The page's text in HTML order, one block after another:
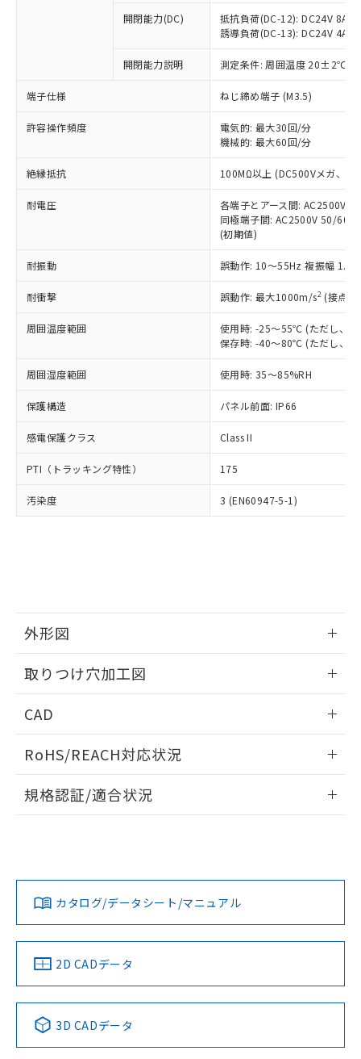
開閉能力(DC)
抵抗負荷(DC-12): DC24V 8A/
誘導負荷(DC-13): DC24V 4A/
開閉能力説明 測定条件: 周囲温度 20±2℃、
端子仕様 ねじ締め端子 (M3.5)
許容操作頻度
電気的: 最大30回/分
機械的: 最大60回/分
絶縁抵抗 100MΩ以上 (DC500Vメガ、点
耐電圧
各端子とアース間: AC2500V
同極端子間: AC2500V 50/
(初期値)
耐振動 誤動作: 10～55Hz 複振幅
耐衝撃 誤動作: 最大1000m/s2 (接点
周囲温度範囲
使用時: -25～55℃ (ただし、氷
保存時: -40～80℃ (ただし、氷
周囲湿度範囲 使用時: 35～85%RH
保護構造 パネル前面: IP66
感電保護クラス Class II
PTI（トラッキング特性） 175
汚染度 3 (EN60947-5-1)
外形図
取りつけ穴加工図
CAD
ドすることができます。
ログイン/会員登録
ダウンロードデータをご利用いただく前に、以下を必ずお読
みください。
ソフトウェアの使用条件
RoHS/REACH対応状況
EU RoHS 注意事項・凡例
対応済み
中国 RoHS 注意事項・凡例
Pb Hg Cd Cr(VI)
規格認証/適合状況
カタログ/データシート/マニュアル
2D CADデータ
3D CADデータ
ことをご了承ください。
在庫状況および標準価格照会結果は、
記載している更新日時点での社内デー
タに基づき作成されるものであり、閲
覧された時点での実際の在庫および標
準価格とは異なる場合があることをご
正式な納期状況および標準価格はお客
様のお取引先、またはお客様担当のオ
ムロン制御機器販売店・当社販売員に
オムロン制御機器販売店や当社販売拠
販売ネットワーク
」をご確認
在庫状況および標準価格結果を当社の
事前の承諾なく第三者に漏洩または開
示しないようお願いします。
マイパーツ機能（部品リスト作成サー
ビス）をご利用いただくには、I-Web
メンバーズにご登録されている必要が
お客様が当ウェブサイト上で当社にご
登録された部品リストについて、当社
および当社の共同利用者が、当社の製
品・サービスに関するお客様との取
引・商談に必要な範囲で利用すること
※当社の共同利用者とは、"個人情報
の「1.共同利
用者の範囲」に記載されている法人を
いたものが、含有品と判明した場合などや
むを得ず変更することがあります。
*EU RoHS指令（10物質）：
鉛(Pb) 1000ppm以下、 水銀(Hg) 1000ppm以下、 カド
六価クロム(Cr(Ⅵ)) 1000ppm以下、ポリ臭化ビフェニル
類(PBB) 1000ppm以下、ポリ臭化ジフェニルエーテル類
(PBDE) 1000ppm以下、フタル酸ビス(2-エチルヘキシ
ル) (DEHP)(別名：DOP) 1000ppm以下、フタル酸ブチ
ルベンジル（BBP） 1000ppm以下、フタル酸ジブチル
（DBP） 1000ppm以下、フタル酸ジイソブチル
(DIBP) 1000ppm以下
但し、RoHS指令で産業用監視および制御機器に対する
フタル酸エステル類の４物質については閾値を超える意
図的な使用がないことを確認しています。
部品在庫の切り替え状況などにより、予定
月が前後することがあります。
※3 非含有証明書ダウンロード
下記の非含有証明書をダウンロードするこ
とができます。
EU RoHS指令（10物質）の非含有証明書
51物質の非含有証明書（当社基準）
※本証明書は発行日時点で非含有を証明す
るもので、過去に遡って非含有を証明する
していることから、特段のことがない限
り、2022年1月12日より割愛しておりま
す。
基準値を超えていることを示します。
「－」：未確認です。当社販売部門へお問
ム) : 100ppm、
Cr(Ⅵ)(六価クロム) : 1000ppm、 PBBs(ポリ臭化ビフェ
ニル類) : 1000ppm、 PBDEs(ポリ臭化ジフェニルエーテ
ル類) : 1000ppm、
DBP(フタル酸ジブチル) : 1000ppm、 DIBP(フタル酸ジ
イソブチル) : 1000ppm、 BBP(フタル酸ブチルベンジ
ル) : 1000ppm、
DEHP(フタル酸ビス(2-エチルヘキシル)) : 1000ppm
「ｅ」：有害物質（10物質）のすべてが基
準値以下であることを示します。
「10」：通常の使用状況下において有害物
質が外部に漏えいし、環境に深刻な影響を
及ぼさない年数を意味します。
「－」：未確認です。当社販売部門へお問
い合わせください。
当社は、これら貴社製品のうち、外国
為替および外国貿易法に定める商品
（以下｢規制貨物等」という）を輸出
または国外への提供する場合は、日本
国政府の輸出許可(または役務取引許
可)を取得するなどの必要な手続きを
当社は規制貨物を破棄する場合は、完
全に破砕するなど、違法に輸出されな
いよう必要な手段を講じます。
当社は貴社製品を、核兵器、ミサイ
ル、化学兵器、生物兵器またはその他
武器並びにこれらの製造装置等に一切
当社は、貴社製品を第三者に販売する
場合は、上記1、2および3の内容を当
該第三者に通知します。また当社は、
販売先および販売に係わる関係者が違
法に輸出するおそれがある場合は、取
り引きをいたしません。
キャンセル
説明
○ 一定数以上の在庫あり
一定数には満たないが在庫あり
在庫なし(最新の在庫状況につ
いては、お客様のお取引先、ま
たはお客様担当のオムロン制御
機器販売店・当社販売員にご確
白
受注生産機種、また在庫状況の
情報を公開していない機種